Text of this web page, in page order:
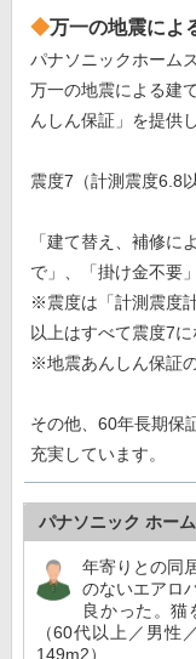
万一の地震によ
パナソニックホーム
万一の地震による建
んしん保証」を提供
震度7（計測震度6.8
「建て替え、補修に
で」、「掛け金不要
※震度は「計測震度
以上はすべて震度7に
※地震あんしん保証
その他、60年長期保
充実しています。
パナソニック ホー
年寄りとの同
のないエアロ
良かった。猫
（60代以上／男性
149m2）